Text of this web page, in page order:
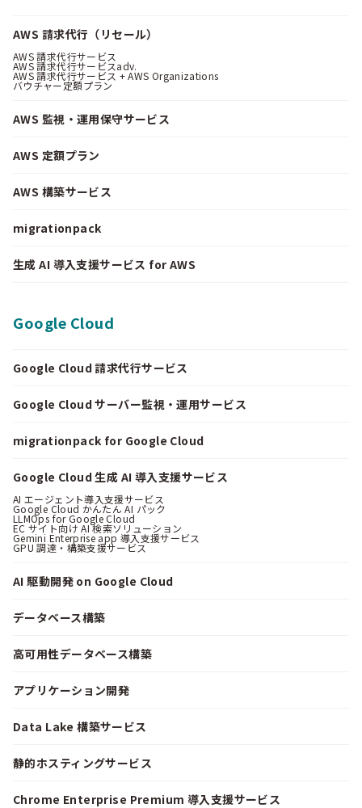
AWS 請求代行（リセール）
AWS 請求代行サービス
AWS 請求代行サービスadv.
AWS 請求代行サービス + AWS Organizations
バウチャー定額プラン
AWS 監視・運用保守サービス
AWS 定額プラン
AWS 構築サービス
migrationpack
生成 AI 導入支援サービス for AWS
Google Cloud
Google Cloud 請求代行サービス
Google Cloud サーバー監視・運用サービス
migrationpack for Google Cloud
Google Cloud 生成 AI 導入支援サービス
AI エージェント導入支援サービス
Google Cloud かんたん AI パック
LLMOps for Google Cloud
EC サイト向け AI 検索ソリューション
Gemini Enterprise app 導入支援サービス
GPU 調達・構築支援サービス
AI 駆動開発 on Google Cloud
データベース構築
高可用性データベース構築
アプリケーション開発
Data Lake 構築サービス
静的ホスティングサービス
Chrome Enterprise Premium 導入支援サービス